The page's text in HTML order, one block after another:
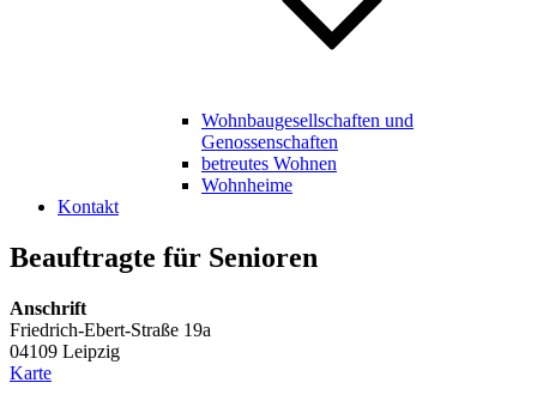
Wohnbaugesellschaften und
Genossenschaften
betreutes Wohnen
Wohnheime
Kontakt
Beauftragte für Senioren
Anschrift
Friedrich-Ebert-Straße 19a
04109 Leipzig
Karte